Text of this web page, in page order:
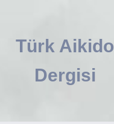
Türk Aikido
Dergisi